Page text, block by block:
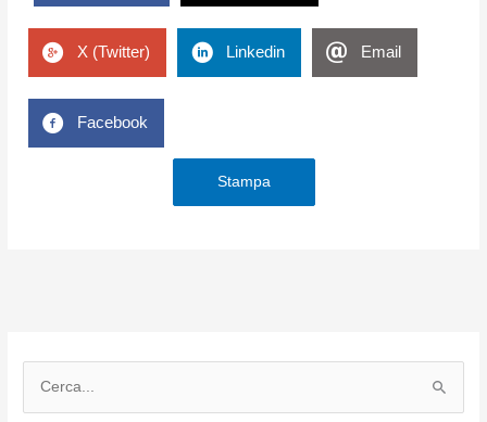
X (Twitter) Linkedin Email
Facebook
Stampa